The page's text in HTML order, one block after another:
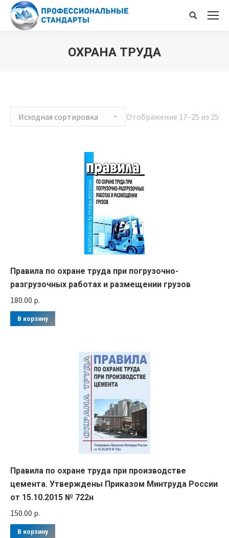
Поиск
ОХРАНА ТРУДА
Отображение 17–25 из 25
Правила по охране труда при погрузочно-
разгрузочных работах и размещении грузов
180.00 р.
В корзину
Правила по охране труда при производстве
цемента. Утверждены Приказом Минтруда России
от 15.10.2015 № 722н
150.00 р.
В корзину